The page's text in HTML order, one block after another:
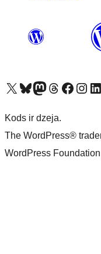
Apmeklējiet mūsu X (agrāk Twitter) kontu
Apmeklējiet mūsu Bluesky kontu
Apmeklējiet mūsu Mastodon kontu
Apmeklējiet mūsu Threads kontu
Apmeklējiet mūsu Facebook lapu
Apmeklējiet mūsu
Kods ir dzeja.
The WordPress®
WordPress